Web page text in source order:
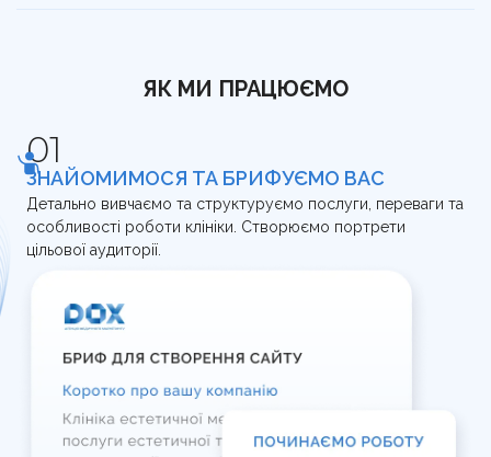
ЯК МИ ПРАЦЮЄМО
ЗНАЙОМИМОСЯ ТА БРИФУЄМО ВАС
Детально вивчаємо та структуруємо послуги, переваги та
особливості роботи клініки. Створюємо портрети
цільової аудиторії.